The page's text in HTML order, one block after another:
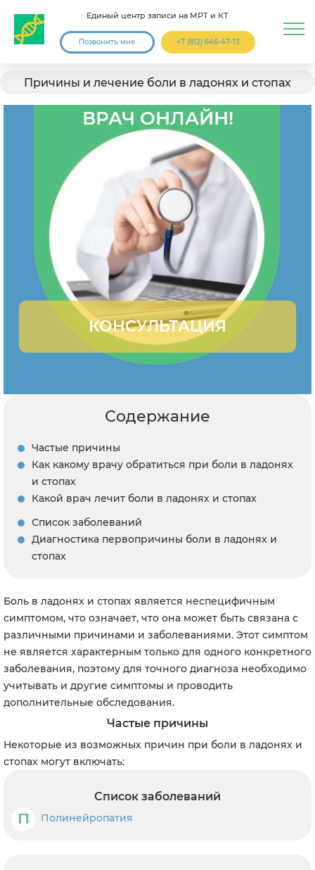
Единый центр записи на МРТ и КТ
Позвонить мне +7 (812) 646-47-13
Причины и лечение боли в ладонях и стопах
КОНСУЛЬТАЦИЯ
ВРАЧ ОНЛАЙН!
Содержание
Частые причины
Как какому врачу обратиться при боли в ладонях
и стопах
Какой врач лечит боли в ладонях и стопах
Список заболеваний
Диагностика первопричины боли в ладонях и
стопах
Боль в ладонях и стопах является неспецифичным
симптомом, что означает, что она может быть связана с
различными причинами и заболеваниями. Этот симптом
не является характерным только для одного конкретного
заболевания, поэтому для точного диагноза необходимо
учитывать и другие симптомы и проводить
дополнительные обследования.
Частые причины
Некоторые из возможных причин при боли в ладонях и
стопах могут включать:
Список заболеваний
П Полинейропатия